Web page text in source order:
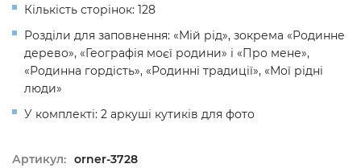
Кількість сторінок: 128
Розділи для заповнення: «Мій рід», зокрема «Родинне
дерево», «Географія моєї родини» і «Про мене»,
«Родинна гордість», «Родинні традиції», «Мої рідні
люди»
У комплекті: 2 аркуші кутиків для фото
Артикул: orner-3728